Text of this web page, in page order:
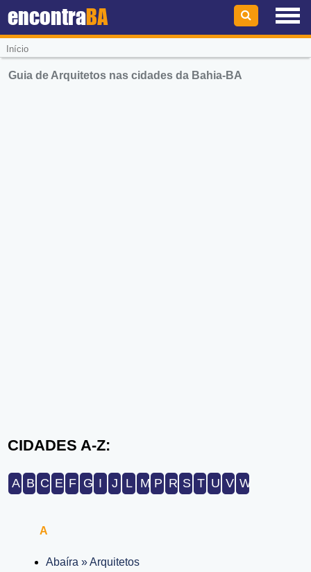
encontraBA
Início
Guia de Arquitetos nas cidades da Bahia-BA
CIDADES A-Z:
A B C E F G I J L M P R S T U V W
A
Abaíra » Arquitetos